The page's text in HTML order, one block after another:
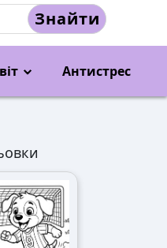
Знайти
Антистрес